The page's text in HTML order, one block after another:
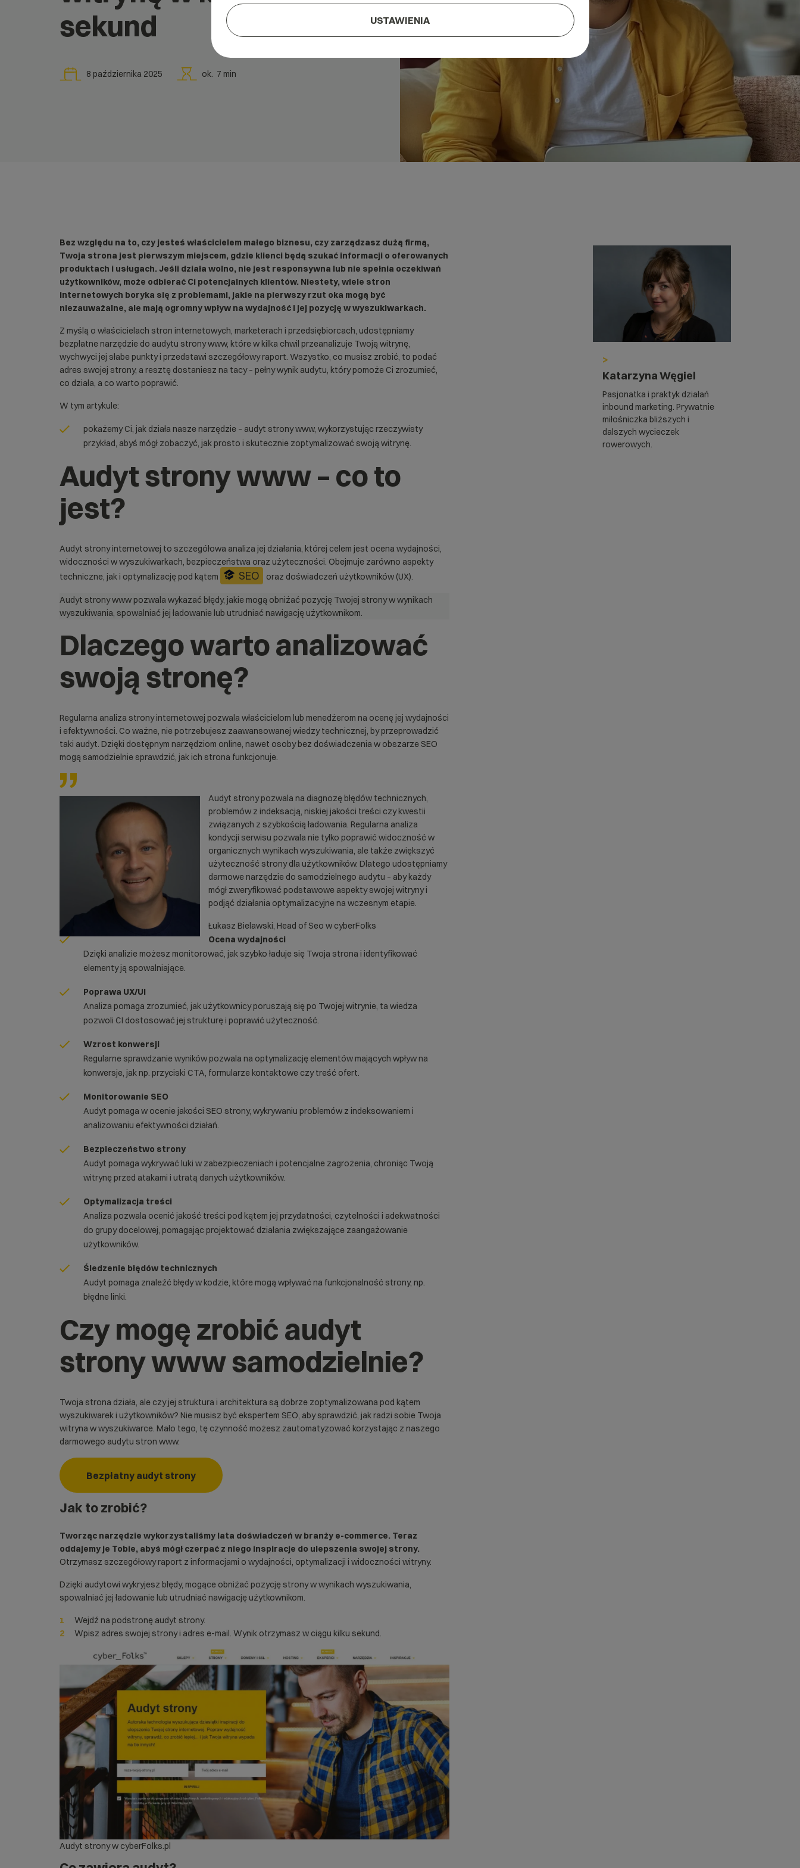
sekund
8 października 2025 ok. 7 min
Bez względu na to, czy jesteś właścicielem małego biznesu, czy zarządzasz dużą firmą,
Twoja strona jest pierwszym miejscem, gdzie klienci będą szukać informacji o oferowanych
produktach i usługach. Jeśli działa wolno, nie jest responsywna lub nie spełnia oczekiwań
użytkowników, może odbierać Ci potencjalnych klientów. Niestety, wiele stron
internetowych boryka się z problemami, jakie na pierwszy rzut oka mogą być
niezauważalne, ale mają ogromny wpływ na wydajność i jej pozycję w wyszukiwarkach.
Z myślą o właścicielach stron internetowych, marketerach i przedsiębiorcach, udostępniamy
bezpłatne narzędzie do audytu strony www, które w kilka chwil przeanalizuje Twoją witrynę,
wychwyci jej słabe punkty i przedstawi szczegółowy raport. Wszystko, co musisz zrobić, to podać
adres swojej strony, a resztę dostaniesz na tacy – pełny wynik audytu, który pomoże Ci zrozumieć,
co działa, a co warto poprawić.
W tym artykule:
pokażemy Ci, jak działa nasze narzędzie – audyt strony www, wykorzystując rzeczywisty
przykład, abyś mógł zobaczyć, jak prosto i skutecznie zoptymalizować swoją witrynę.
Audyt strony www – co to
jest?
Audyt strony internetowej to szczegółowa analiza jej działania, której celem jest ocena wydajności,
widoczności w wyszukiwarkach, bezpieczeństwa oraz użyteczności. Obejmuje zarówno aspekty
techniczne, jak i optymalizację pod kątem
SEO oraz doświadczeń użytkowników (UX).
Audyt strony www pozwala wykazać błędy, jakie mogą obniżać pozycję Twojej strony w wynikach
wyszukiwania, spowalniać jej ładowanie lub utrudniać nawigację użytkownikom.
Dlaczego warto analizować
swoją stronę?
Regularna analiza strony internetowej pozwala właścicielom lub menedżerom na ocenę jej wydajności
i efektywności. Co ważne, nie potrzebujesz zaawansowanej wiedzy technicznej, by przeprowadzić
taki audyt. Dzięki dostępnym narzędziom online, nawet osoby bez doświadczenia w obszarze SEO
mogą samodzielnie sprawdzić, jak ich strona funkcjonuje.
Audyt strony pozwala na diagnozę błędów technicznych,
problemów z indeksacją, niskiej jakości treści czy kwestii
związanych z szybkością ładowania. Regularna analiza
kondycji serwisu pozwala nie tylko poprawić widoczność w
organicznych wynikach wyszukiwania, ale także zwiększyć
użyteczność strony dla użytkowników. Dlatego udostępniamy
darmowe narzędzie do samodzielnego audytu – aby każdy
mógł zweryfikować podstawowe aspekty swojej witryny i
podjąć działania optymalizacyjne na wczesnym etapie.
Łukasz Bielawski, Head of Seo w cyberFolks
Ocena wydajności
Dzięki analizie możesz monitorować, jak szybko ładuje się Twoja strona i identyfikować
elementy ją spowalniające.
Poprawa UX/UI
Analiza pomaga zrozumieć, jak użytkownicy poruszają się po Twojej witrynie, ta wiedza
pozwoli CI dostosować jej strukturę i poprawić użyteczność.
Wzrost konwersji
Regularne sprawdzanie wyników pozwala na optymalizację elementów mających wpływ na
konwersje, jak np. przyciski CTA, formularze kontaktowe czy treść ofert.
Monitorowanie SEO
Audyt pomaga w ocenie jakości SEO strony, wykrywaniu problemów z indeksowaniem i
analizowaniu efektywności działań.
Bezpieczeństwo strony
Audyt pomaga wykrywać luki w zabezpieczeniach i potencjalne zagrożenia, chroniąc Twoją
witrynę przed atakami i utratą danych użytkowników.
Optymalizacja treści
Analiza pozwala ocenić jakość treści pod kątem jej przydatności, czytelności i adekwatności
do grupy docelowej, pomagając projektować działania zwiększające zaangażowanie
użytkowników.
Śledzenie błędów technicznych
Audyt pomaga znaleźć błędy w kodzie, które mogą wpływać na funkcjonalność strony, np.
błędne linki.
Czy mogę zrobić audyt
strony www samodzielnie?
Twoja strona działa, ale czy jej struktura i architektura są dobrze zoptymalizowana pod kątem
wyszukiwarek i użytkowników? Nie musisz być ekspertem SEO, aby sprawdzić, jak radzi sobie Twoja
witryna w wyszukiwarce. Mało tego, tę czynność możesz zautomatyzować korzystając z naszego
darmowego audytu stron www.
Bezpłatny audyt strony
Jak to zrobić?
Tworząc narzędzie wykorzystaliśmy lata doświadczeń w branży e-commerce. Teraz
oddajemy je Tobie, abyś mógł czerpać z niego inspiracje do ulepszenia swojej strony.
Otrzymasz szczegółowy raport z informacjami o wydajności, optymalizacji i widoczności witryny.
Dzięki audytowi wykryjesz błędy, mogące obniżać pozycję strony w wynikach wyszukiwania,
spowalniać jej ładowanie lub utrudniać nawigację użytkownikom.
Wejdź na podstronę audyt strony.
Wpisz adres swojej strony i adres e-mail. Wynik otrzymasz w ciągu kilku sekund.
Audyt strony w cyberFolks.pl
>
Katarzyna Węgiel
Pasjonatka i praktyk działań
inbound marketing. Prywatnie
miłośniczka bliższych i
dalszych wycieczek
rowerowych.
USTAWIENIA